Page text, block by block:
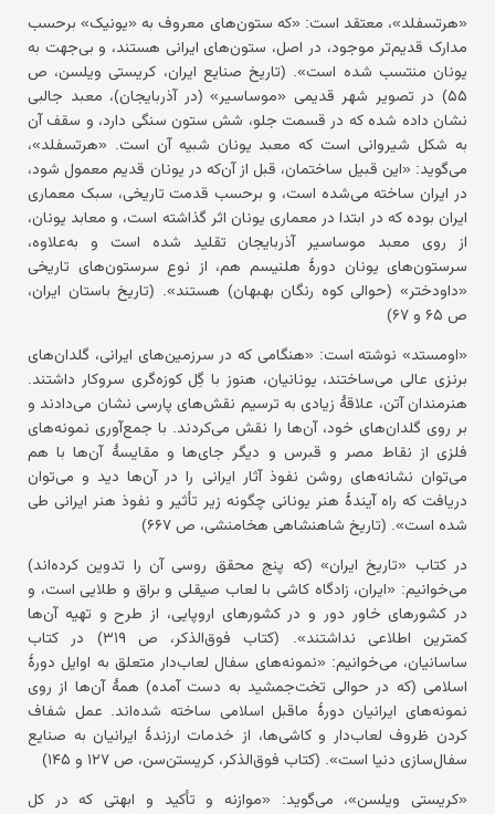
«هرتسفلد»، معتقد است: «که ستون‌های معروف به «یونیک» برحسب
مدارک قدیم‌تر موجود، در اصل، ستون‌های ایرانی هستند، و بی‌جهت به
یونان منتسب شده است». (تاریخ صنایع ایران، کریستی ویلسن، ص
۵۵) در تصویر شهر قدیمی «موساسیر» (در آذربایجان)، معبد جالبی
نشان داده شده که در قسمت جلو، شش ستون سنگی دارد، و سقف آن
به شکل شیروانی است که معبد یونان شبیه آن است. «هرتسفلد»،
می‌گوید: «این قبیل ساختمان، قبل از آن‌که در یونان قدیم معمول شود،
در ایران ساخته می‌شده است، و برحسب قدمت تاریخی، سبک معماری
ایران بوده که در ابتدا در معماری یونان اثر گذاشته است، و معابد یونان،
از روی معبد موساسیر آذربایجان تقلید شده است و به‌علاوه،
سرستون‌های یونان دورهٔ هلنیسم هم، از نوع سرستون‌های تاریخی
«داودختر» (حوالی کوه رنگان بهبهان) هستند». (تاریخ باستان ایران،
ص ۶۵ و ۶۷)
«اومستد» نوشته است: «هنگامی که در سرزمین‌های ایرانی، گلدان‌های
برنزی عالی می‌ساختند، یونانیان، هنوز با گِل کوزه‌گری سروکار داشتند.
هنرمندان آتن، علاقهٔ زیادی به ترسیم نقش‌های پارسی نشان می‌دادند و
بر روی گلدان‌های خود، آن‌ها را نقش می‌کردند. با جمع‌آوری نمونه‌های
فلزی از نقاط مصر و قبرس و دیگر جای‌ها و مقایسهٔ آن‌ها با هم
می‌توان نشانه‌های روشن نفوذ آثار ایرانی را در آن‌ها دید و می‌توان
دریافت که راه آیندهٔ هنر یونانی چگونه زیر تأثیر و نفوذ هنر ایرانی طی
شده است». (تاریخ شاهنشاهی هخامنشی، ص ۶۶۷)
در کتاب «تاریخ ایران» (که پنج محقق روسی آن را تدوین کرده‌اند)
می‌خوانیم: «ایران، زادگاه کاشی با لعاب صیقلی و براق و طلایی است، و
در کشورهای خاور دور و در کشورهای اروپایی، از طرح و تهیه آن‌ها
کمترین اطلاعی نداشتند». (کتاب فوق‌الذکر، ص ۳۱۹) در کتاب
ساسانیان، می‌خوانیم: «نمونه‌های سفال لعاب‌دار متعلق به اوایل دورهٔ
اسلامی (که در حوالی تخت‌جمشید به دست آمده) همهٔ آن‌ها از روی
نمونه‌های ایرانیان دورهٔ ماقبل اسلامی ساخته شده‌اند. عمل شفاف
کردن ظروف لعاب‌دار و کاشی‌ها، از خدمات ارزندهٔ ایرانیان به صنایع
سفال‌سازی دنیا است». (کتاب فوق‌الذکر، کریستن‌سن، ص ۱۲۷ و ۱۴۵)
«کریستی ویلسن»، می‌گوید: «موازنه و تأکید و ابهتی که در کل